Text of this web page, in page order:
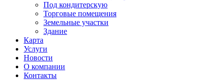
Под кондитерскую
Торговые помещения
Земельные участки
Здание
Карта
Услуги
Новости
О компании
Контакты